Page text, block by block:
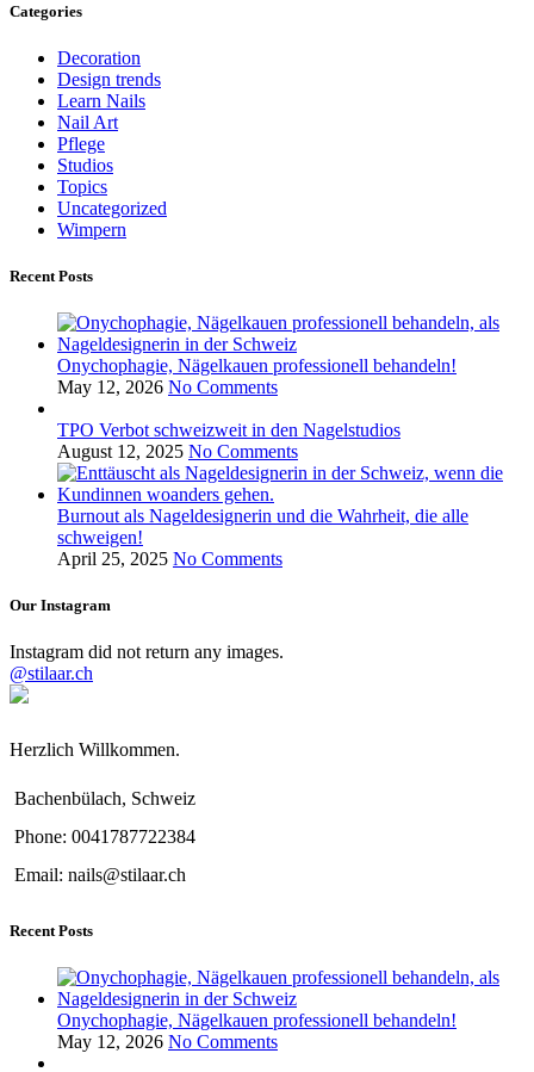
Categories
Decoration
Design trends
Learn Nails
Nail Art
Pflege
Studios
Topics
Uncategorized
Wimpern
Recent Posts
Onychophagie, Nägelkauen professionell behandeln!
May 12, 2026 No Comments
TPO Verbot schweizweit in den Nagelstudios
August 12, 2025 No Comments
Burnout als Nageldesignerin und die Wahrheit, die alle
schweigen!
April 25, 2025 No Comments
Our Instagram
Instagram did not return any images.
@stilaar.ch
Herzlich Willkommen.
Bachenbülach, Schweiz
Phone: 0041787722384
Email: nails@stilaar.ch
Recent Posts
Onychophagie, Nägelkauen professionell behandeln!
May 12, 2026 No Comments